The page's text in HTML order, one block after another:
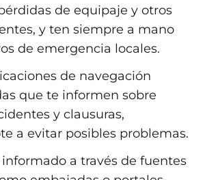
de equipaje y otros
y ten siempre a mano
de emergencia locales.
de navegación
que te informen sobre
y clausuras,
a evitar posibles problemas.
a través de fuentes